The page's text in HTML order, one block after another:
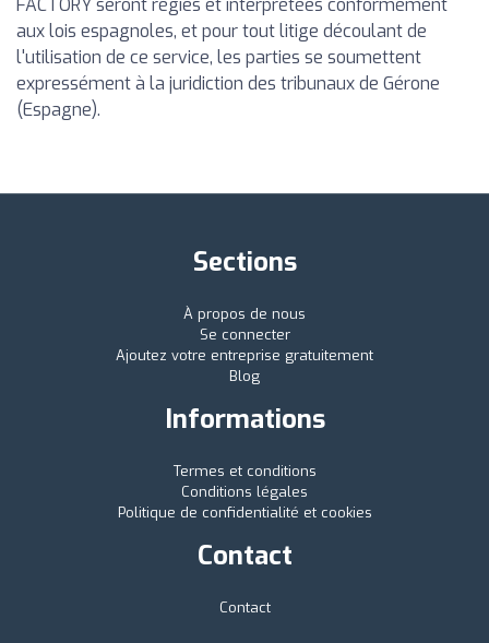
FACTORY seront régies et interprétées conformément
aux lois espagnoles, et pour tout litige découlant de
l'utilisation de ce service, les parties se soumettent
expressément à la juridiction des tribunaux de Gérone
(Espagne).
Sections
À propos de nous
Se connecter
Ajoutez votre entreprise gratuitement
Blog
Informations
Termes et conditions
Conditions légales
Politique de confidentialité et cookies
Contact
Contact